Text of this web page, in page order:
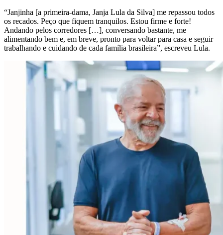
“Janjinha [a primeira-dama, Janja Lula da Silva] me repassou todos
os recados. Peço que fiquem tranquilos. Estou firme e forte!
Andando pelos corredores […], conversando bastante, me
alimentando bem e, em breve, pronto para voltar para casa e seguir
trabalhando e cuidando de cada família brasileira”, escreveu Lula.